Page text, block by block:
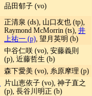
品田郁子 (vo)
正清泉 (ds), 山口友也 (tp),
Raymond McMorrin (ts), 井
上祐一 (p), 望月英明 (b)
中谷仁咲 (vo), 安藤義則
(p), 近藤哲生 (b)
森下愛美 (vo), 糸原摩理 (p)
片山恵依子 (vo), 神子直之
(p), 長谷川明正 (b)